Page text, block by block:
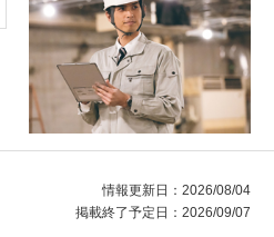
情報更新日：2026/08/04
掲載終了予定日：2026/09/07